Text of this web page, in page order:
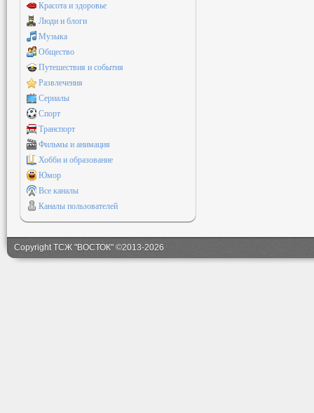
Красота и здоровье
Люди и блоги
Музыка
Общество
Путешествия и события
Развлечения
Сериалы
Спорт
Транспорт
Фильмы и анимация
Хобби и образование
Юмор
Все каналы
Каналы пользователей
Copyright ТСЖ "ВОСТОК" ©2013-2026